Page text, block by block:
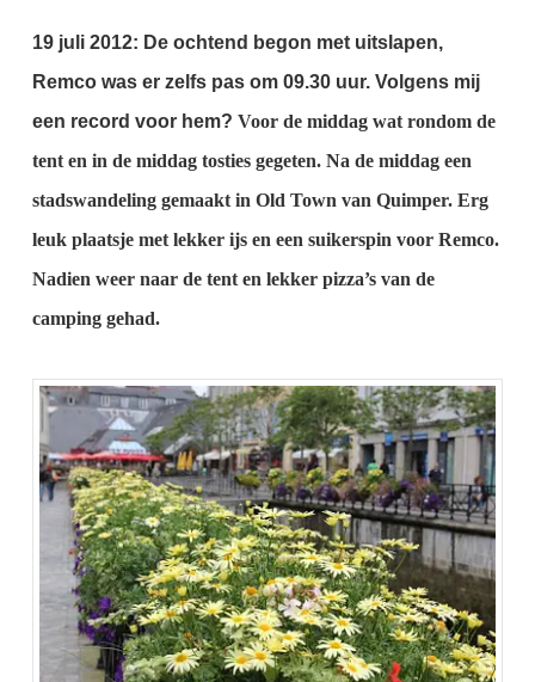
19 juli 2012: De ochtend begon met uitslapen,
Remco was er zelfs pas om 09.30 uur. Volgens mij
een record voor hem? Voor de middag wat rondom de
tent en in de middag tosties gegeten. Na de middag een
stadswandeling gemaakt in Old Town van Quimper. Erg
leuk plaatsje met lekker ijs en een suikerspin voor Remco.
Nadien weer naar de tent en lekker pizza’s van de
camping gehad.